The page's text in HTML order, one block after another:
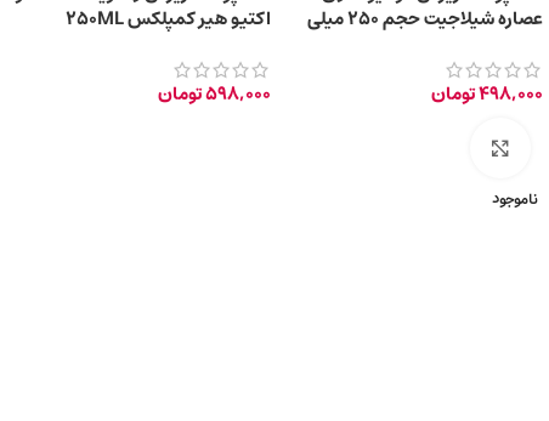
عصاره شیلاجیت حجم ۲۵۰ میلی
498,000تومان
اکتیو هیر کمپلکس 250ML
598,000تومان
ناموجود